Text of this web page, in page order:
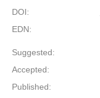
DOI:
EDN:
Suggested:
Accepted:
Published: